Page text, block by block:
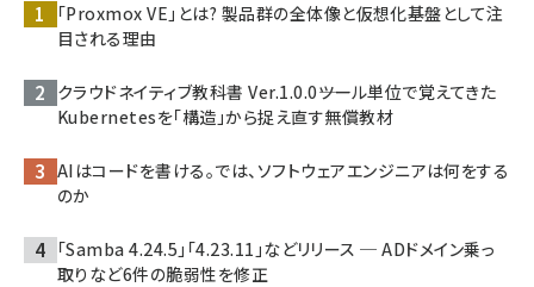
「Proxmox VE」とは? 製品群の全体像と仮想化基盤として注
目される理由
クラウドネイティブ教科書 Ver.1.0.0――ツール単位で覚えてきた
Kubernetesを「構造」から捉え直す無償教材
AIはコードを書ける。では、ソフトウェアエンジニアは何をする
のか
「Samba 4.24.5」「4.23.11」などリリース ─ ADドメイン乗っ
取りなど6件の脆弱性を修正